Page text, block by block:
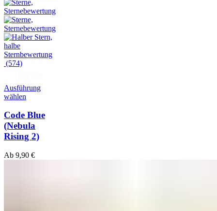
(574)
Ausführung
wählen
Code Blue
(Nebula
Rising 2)
Ab 9,90 €